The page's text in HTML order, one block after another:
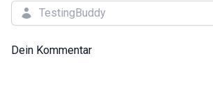
Dein Kommentar